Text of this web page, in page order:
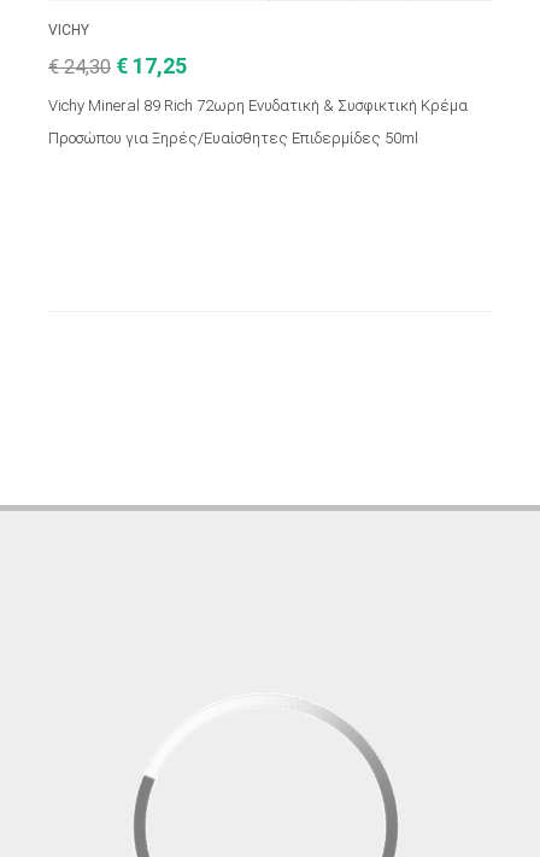
VICHY
€ 24,30 € 17,25
Vichy Mineral 89 Rich 72ωρη Ενυδατική & Συσφικτική Κρέμα
Προσώπου για Ξηρές/Ευαίσθητες Επιδερμίδες 50ml